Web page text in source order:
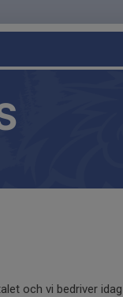
och vi bedriver